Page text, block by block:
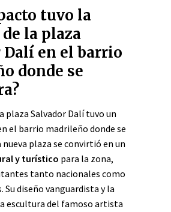
tuvo la
la plaza
Dalí en el barrio
donde se
plaza Salvador Dalí tuvo un
el barrio madrileño donde se
plaza se convirtió en un
y turístico para la zona,
tanto nacionales como
diseño vanguardista y la
escultura del famoso artista